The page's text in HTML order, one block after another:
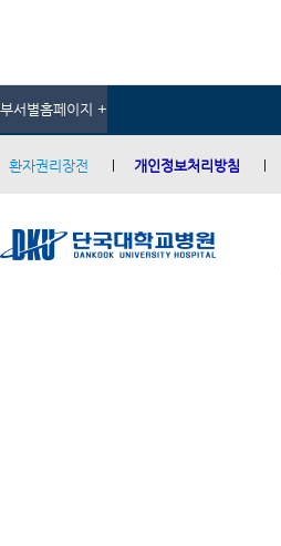
부서별홈페이지 +
환자권리장전 개인정보처리방침